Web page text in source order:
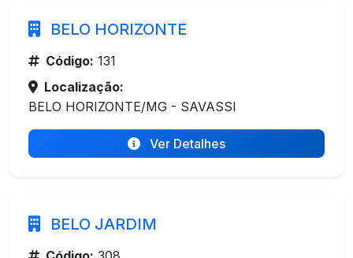
BELO HORIZONTE
Código: 131
Localização:
BELO HORIZONTE/MG - SAVASSI
Ver Detalhes
BELO JARDIM